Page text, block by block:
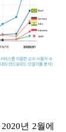
년 2월에